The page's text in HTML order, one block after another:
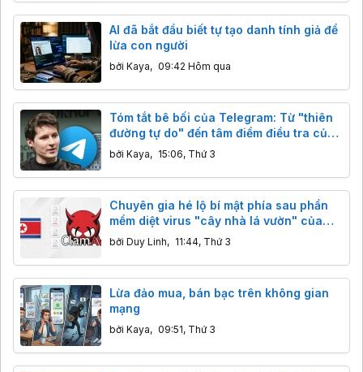
AI đã bắt đầu biết tự tạo danh tính giả để
lừa con người
bởi Kaya, 09:42 Hôm qua
Tóm tắt bê bối của Telegram: Từ "thiên
đường tự do" đến tâm điểm điều tra của
nhiều quốc gia
bởi Kaya, 15:06, Thứ 3
Chuyên gia hé lộ bí mật phía sau phần
mềm diệt virus "cây nhà lá vườn" của
Triều Tiên
bởi Duy Linh, 11:44, Thứ 3
Lừa đảo mua, bán bạc trên không gian
mạng
bởi Kaya, 09:51, Thứ 3